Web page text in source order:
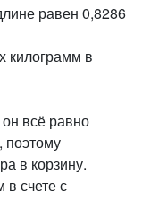
равен 0,8286
килограмм в
всё равно
поэтому
в корзину.
счете с